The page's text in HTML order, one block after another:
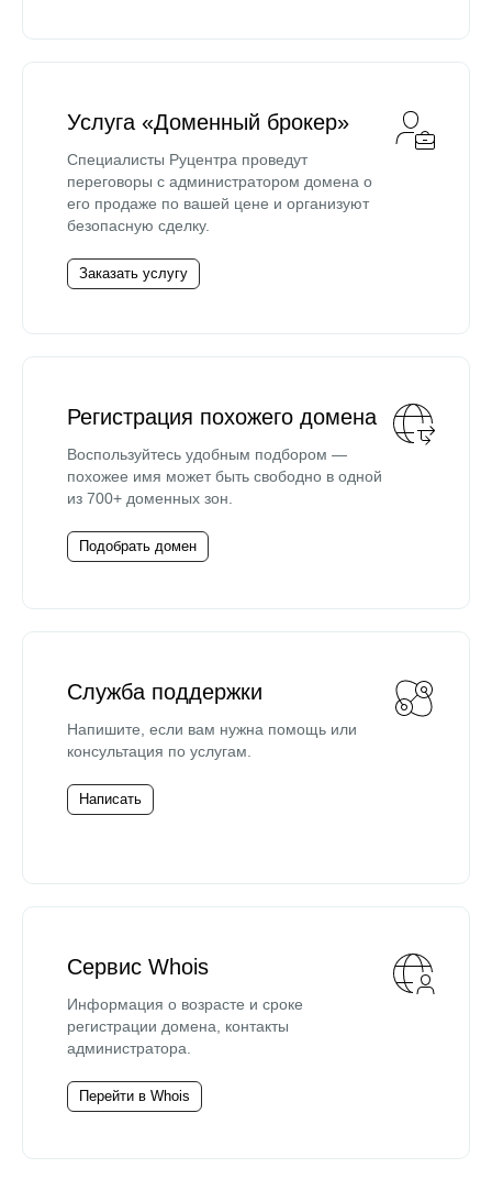
Услуга «Доменный брокер»
Специалисты Руцентра проведут
переговоры с администратором домена о
его продаже по вашей цене и организуют
безопасную сделку.
Заказать услугу
Регистрация похожего домена
Воспользуйтесь удобным подбором —
похожее имя может быть свободно в одной
из 700+ доменных зон.
Подобрать домен
Служба поддержки
Напишите, если вам нужна помощь или
консультация по услугам.
Написать
Сервис Whois
Информация о возрасте и сроке
регистрации домена, контакты
администратора.
Перейти в Whois